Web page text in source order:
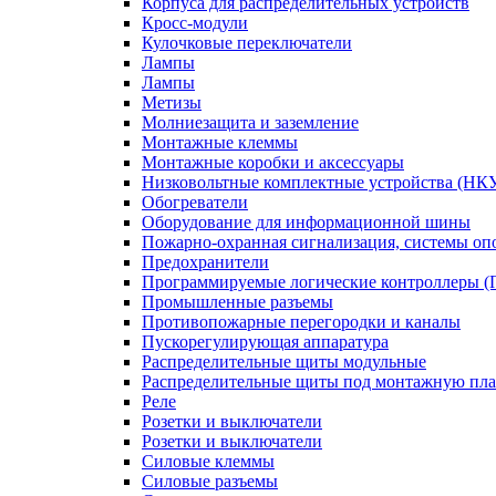
Кросс-модули
Кулочковые переключатели
Лампы
Лампы
Метизы
Молниезащита и заземление
Монтажные клеммы
Монтажные коробки и аксессуары
Низковольтные комплектные устройства
Обогреватели
Оборудование для информационной шины
Пожарно-охранная сигнализация, системы
Предохранители
Программируемые логические контроллеры
Промышленные разъемы
Противопожарные перегородки и каналы
Пускорегулирующая аппаратура
Распределительные щиты модульные
Распределительные щиты под монтажную
Реле
Розетки и выключатели
Розетки и выключатели
Силовые клеммы
Силовые разъемы